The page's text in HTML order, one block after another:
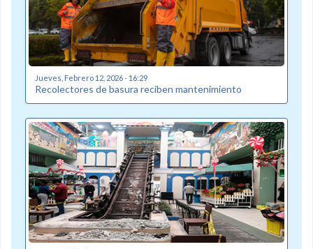
Jueves, Febrero 12, 2026 - 16:29
Recolectores de basura reciben mantenimiento